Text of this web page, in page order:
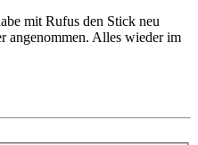
mit Rufus den Stick neu
angenommen. Alles wieder im